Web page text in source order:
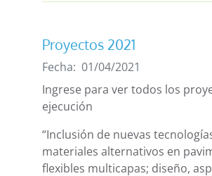
Proyectos 2021
Fecha: 01/04/2021
Ingrese para ver todos los
ejecución
“Inclusión de nuevas
materiales alternativos en
flexibles multicapas; diseño,